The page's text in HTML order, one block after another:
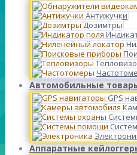
Антижучки
Дозимтры
Автомобильные
GPS
Аппаратные